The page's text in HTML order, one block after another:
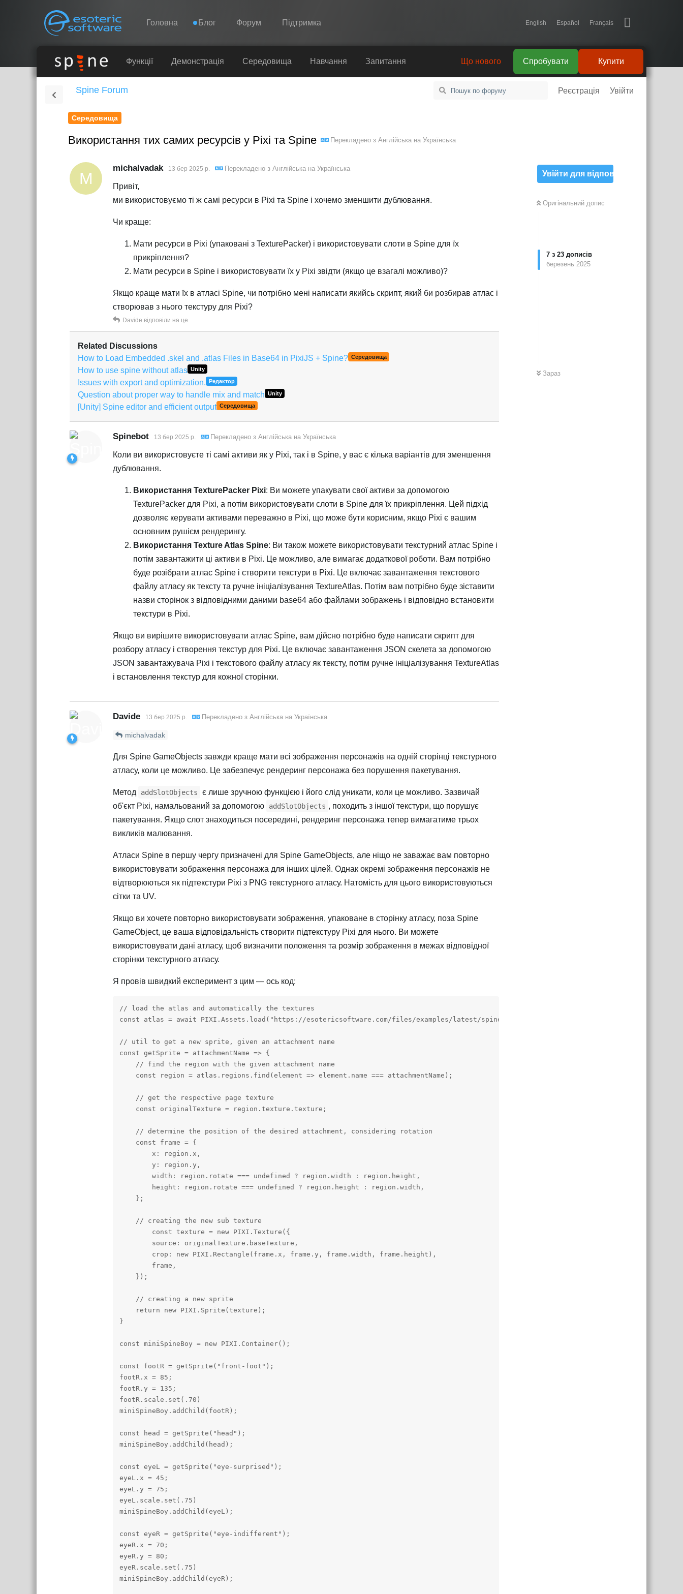
Esoteric Software
Навігація Головна Блог Форум Підтримка English Español Français
Spine
Навчання
Запитання
Купити
Функції Демонстрація Середовища Навчання Запитання Купити
Спробувати
Що нового
Spine Forum Реєстрація Увійти
Середовища
Використання тих самих ресурсів у Pixi та Spine Перекладено з Англійська на Українська
Увійти для відповіді
Оригінальний допис
7 з 23 дописів
березень 2025
Зараз
M
michalvadak 13 бер 2025 р. Перекладено з Англійська на Українська
Привіт,
ми використовуємо ті ж самі ресурси в Pixi та Spine і хочемо зменшити дублювання.
Чи краще:
Мати ресурси в Pixi (упаковані з TexturePacker) і використовувати слоти в Spine для їх
прикріплення?
Мати ресурси в Spine і використовувати їх у Pixi звідти (якщо це взагалі можливо)?
Якщо краще мати їх в атласі Spine, чи потрібно мені написати якийсь скрипт, який би розбирав атлас і
створював з нього текстуру для Pixi?
Davide відповіли на це.
Related Discussions
How to Load Embedded .skel and .atlas Files in Base64 in PixiJS + Spine? Середовища
How to use spine without atlas Unity
Issues with export and optimization. Редактор
Question about proper way to handle mix and match Unity
[Unity] Spine editor and efficient output Середовища
Spinebot 13 бер 2025 р. Перекладено з Англійська на Українська
Коли ви використовуєте ті самі активи як у Pixi, так і в Spine, у вас є кілька варіантів для зменшення
дублювання.
Використання TexturePacker Pixi: Ви можете упакувати свої активи за допомогою
TexturePacker для Pixi, а потім використовувати слоти в Spine для їх прикріплення. Цей підхід
дозволяє керувати активами переважно в Pixi, що може бути корисним, якщо Pixi є вашим
основним рушієм рендерингу.
Використання Texture Atlas Spine: Ви також можете використовувати текстурний атлас Spine і
потім завантажити ці активи в Pixi. Це можливо, але вимагає додаткової роботи. Вам потрібно
буде розібрати атлас Spine і створити текстури в Pixi. Це включає завантаження текстового
файлу атласу як тексту та ручне ініціалізування TextureAtlas. Потім вам потрібно буде зіставити
назви сторінок з відповідними даними base64 або файлами зображень і відповідно встановити
текстури в Pixi.
Якщо ви вирішите використовувати атлас Spine, вам дійсно потрібно буде написати скрипт для
розбору атласу і створення текстур для Pixi. Це включає завантаження JSON скелета за допомогою
JSON завантажувача Pixi і текстового файлу атласу як тексту, потім ручне ініціалізування TextureAtlas
і встановлення текстур для кожної сторінки.
Davide 13 бер 2025 р. Перекладено з Англійська на Українська
michalvadak
Для Spine GameObjects завжди краще мати всі зображення персонажів на одній сторінці текстурного
атласу, коли це можливо. Це забезпечує рендеринг персонажа без порушення пакетування.
Метод addSlotObjects
є лише зручною функцією і його слід уникати, коли це можливо. Зазвичай
об'єкт Pixi, намальований за допомогою
addSlotObjects , походить з іншої текстури, що порушує
пакетування. Якщо слот знаходиться посередині, рендеринг персонажа тепер вимагатиме трьох
викликів малювання.
Атласи Spine в першу чергу призначені для Spine GameObjects, але ніщо не заважає вам повторно
використовувати зображення персонажа для інших цілей. Однак окремі зображення персонажів не
відтворюються як підтекстури Pixi з PNG текстурного атласу. Натомість для цього використовуються
сітки та UV.
Якщо ви хочете повторно використовувати зображення, упаковане в сторінку атласу, поза Spine
GameObject, це ваша відповідальність створити підтекстуру Pixi для нього. Ви можете
використовувати дані атласу, щоб визначити положення та розмір зображення в межах відповідної
сторінки текстурного атласу.
Я провів швидкий експеримент з цим — ось код:
// load the atlas and automatically the textures
const atlas = await PIXI.Assets.load("https://esotericsoftware.com/files/examples/latest/spineboy/export/spineboy-pma.atlas");
// util to get a new sprite, given an attachment name
const getSprite = attachmentName => {
    // find the region with the given attachment name
    const region = atlas.regions.find(element => element.name === attachmentName);
    // get the respective page texture
    const originalTexture = region.texture.texture;
    // determine the position of the desired attachment, considering rotation
    const frame = {
        x: region.x,
        y: region.y,
        width: region.rotate === undefined ? region.width : region.height,
        height: region.rotate === undefined ? region.height : region.width,
    };
    // creating the new sub texture
        const texture = new PIXI.Texture({
        source: originalTexture.baseTexture,
        crop: new PIXI.Rectangle(frame.x, frame.y, frame.width, frame.height),
        frame,
    });
    // creating a new sprite
    return new PIXI.Sprite(texture);
}
const miniSpineBoy = new PIXI.Container();
const footR = getSprite("front-foot");
footR.x = 85;
footR.y = 135;
footR.scale.set(.70)
miniSpineBoy.addChild(footR);
const head = getSprite("head");
miniSpineBoy.addChild(head);
const eyeL = getSprite("eye-surprised");
eyeL.x = 45;
eyeL.y = 75;
eyeL.scale.set(.75)
miniSpineBoy.addChild(eyeL);
const eyeR = getSprite("eye-indifferent");
eyeR.x = 70;
eyeR.y = 80;
eyeR.scale.set(.75)
miniSpineBoy.addChild(eyeR);